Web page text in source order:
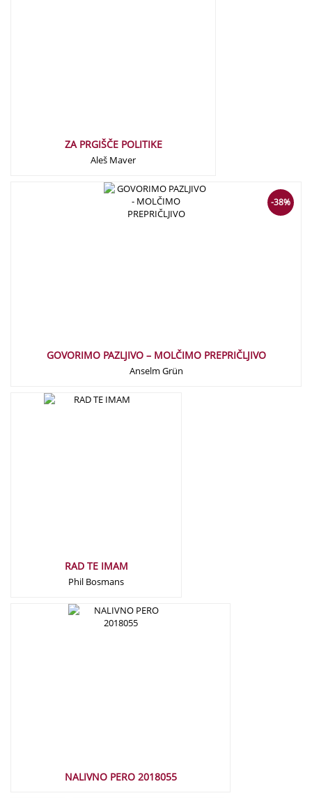
ZA PRGIŠČE POLITIKE
Aleš Maver
-38%
GOVORIMO PAZLJIVO – MOLČIMO PREPRIČLJIVO
Anselm Grün
16,00 € 10,00
RAD TE IMAM
Phil Bosmans
NALIVNO PERO 2018055
12,50 €